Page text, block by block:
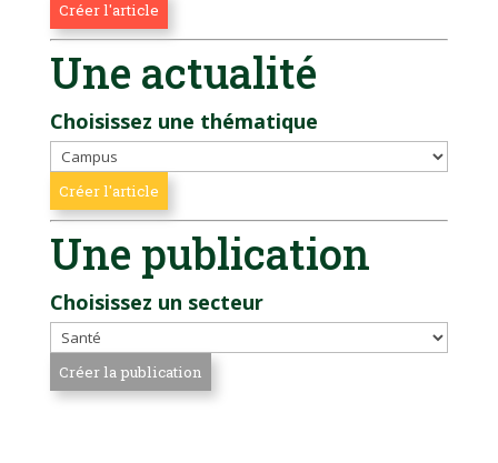
Une actualité
Choisissez une thématique
Une publication
Choisissez un secteur